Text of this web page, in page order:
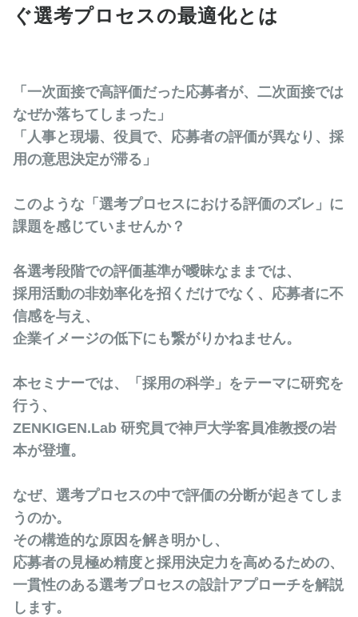
ぐ選考プロセスの最適化とは
「一次面接で高評価だった応募者が、二次面接では
なぜか落ちてしまった」
「人事と現場、役員で、応募者の評価が異なり、採
用の意思決定が滞る」
このような「選考プロセスにおける評価のズレ」に
課題を感じていませんか？
各選考段階での評価基準が曖昧なままでは、
採用活動の非効率化を招くだけでなく、応募者に不
信感を与え、
企業イメージの低下にも繋がりかねません。
本セミナーでは、「採用の科学」をテーマに研究を
行う、
ZENKIGEN.Lab 研究員で神戸大学客員准教授の岩
本が登壇。
なぜ、選考プロセスの中で評価の分断が起きてしま
うのか。
その構造的な原因を解き明かし、
応募者の見極め精度と採用決定力を高めるための、
一貫性のある選考プロセスの設計アプローチを解説
します。